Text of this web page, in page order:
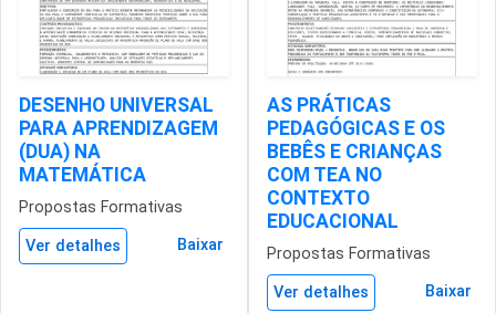
DESENHO UNIVERSAL
PARA APRENDIZAGEM
(DUA) NA
MATEMÁTICA
Propostas Formativas
Ver detalhes Baixar
AS PRÁTICAS
PEDAGÓGICAS E OS
BEBÊS E CRIANÇAS
COM TEA NO
CONTEXTO
EDUCACIONAL
Propostas Formativas
Ver detalhes Baixar